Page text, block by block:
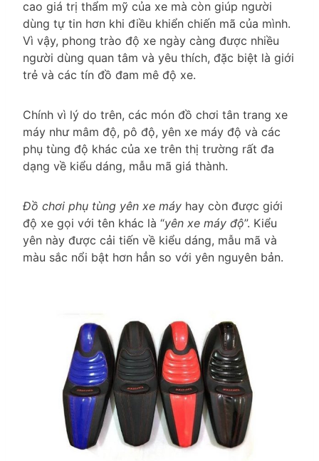
cao giá trị thẩm mỹ của xe mà còn giúp người
dùng tự tin hơn khi điều khiển chiến mã của mình.
Vì vậy, phong trào độ xe ngày càng được nhiều
người dùng quan tâm và yêu thích, đặc biệt là giới
trẻ và các tín đồ đam mê độ xe.
Chính vì lý do trên, các món đồ chơi tân trang xe
máy như mâm độ, pô độ, yên xe máy độ và các
phụ tùng độ khác của xe trên thị trường rất đa
dạng về kiểu dáng, mẫu mã giá thành.
Đồ chơi phụ tùng yên xe máy hay còn được giới
độ xe gọi với tên khác là “yên xe máy độ”. Kiểu
yên này được cải tiến về kiểu dáng, mẫu mã và
màu sắc nổi bật hơn hẳn so với yên nguyên bản.